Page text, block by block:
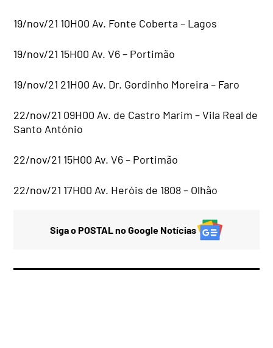
19/nov/21 10H00 Av. Fonte Coberta – Lagos
19/nov/21 15H00 Av. V6 – Portimão
19/nov/21 21H00 Av. Dr. Gordinho Moreira – Faro
22/nov/21 09H00 Av. de Castro Marim – Vila Real de
Santo António
22/nov/21 15H00 Av. V6 – Portimão
22/nov/21 17H00 Av. Heróis de 1808 – Olhão
Siga o POSTAL no Google Notícias